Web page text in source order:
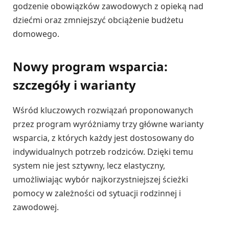
godzenie obowiązków zawodowych z opieką nad
dziećmi oraz zmniejszyć obciążenie budżetu
domowego.
Nowy program wsparcia:
szczegóły i warianty
Wśród kluczowych rozwiązań proponowanych
przez program wyróżniamy trzy główne warianty
wsparcia, z których każdy jest dostosowany do
indywidualnych potrzeb rodziców. Dzięki temu
system nie jest sztywny, lecz elastyczny,
umożliwiając wybór najkorzystniejszej ścieżki
pomocy w zależności od sytuacji rodzinnej i
zawodowej.